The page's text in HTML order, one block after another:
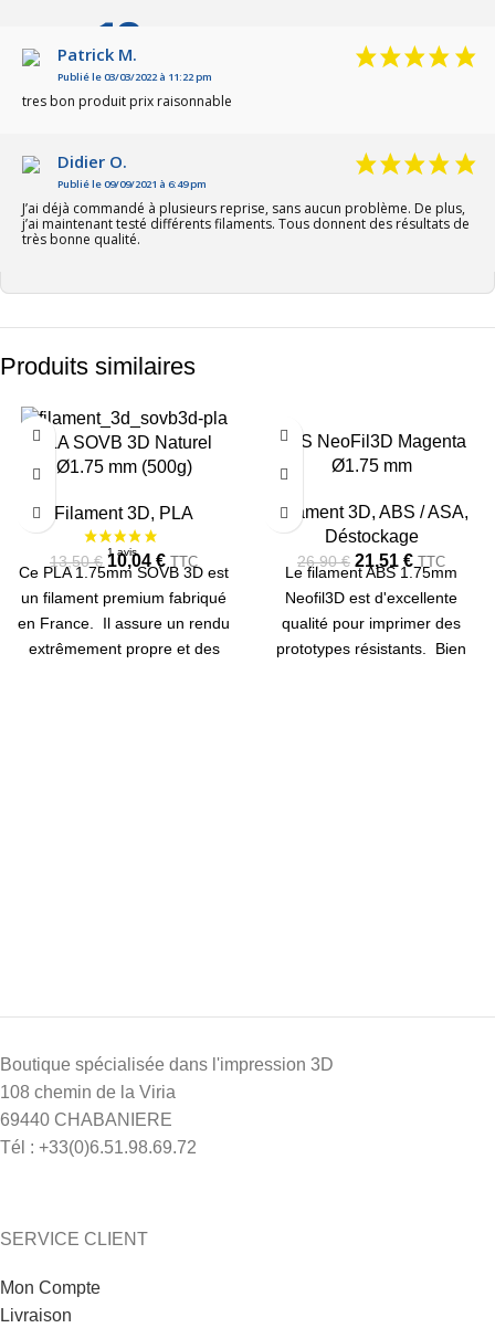
10
Patrick M.
Publié le 03/03/2022 à 11:22 pm
tres bon produit prix raisonnable
Didier O.
Publié le 09/09/2021 à 6:49 pm
J’ai déjà commandé à plusieurs reprise, sans aucun problème. De plus,
j’ai maintenant testé différents filaments. Tous donnent des résultats de
très bonne qualité.
Produits similaires
-26%PLA SOVB 3D Naturel
Ø1.75 mm (500g)
Filament 3D, PLA
13,50€ 10,04 € TTC
Ce PLA 1.75mm SOVB 3D est
un filament premium fabriqué
en France. Il assure un rendu
extrêmement propre et des
-20%ABS NeoFil3D Magenta
Ø1.75 mm
Filament 3D, ABS / ASA,
Déstockage
26,90€ 21,51 € TTC
Le filament ABS 1.75mm
Neofil3D est d'excellente
qualité pour imprimer des
prototypes résistants. Bien
Boutique spécialisée dans l'impression 3D
108 chemin de la Viria
69440 CHABANIERE
Tél : +33(0)6.51.98.69.72
SERVICE CLIENT
Mon Compte
Livraison